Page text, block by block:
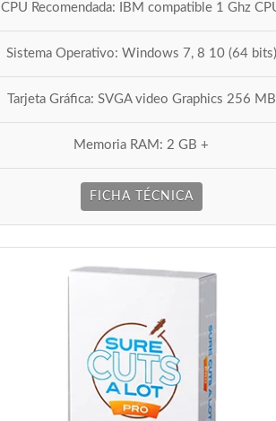
CPU Recomendada: IBM compatible 1 Ghz
Sistema Operativo: Windows 7, 8 10 (64 bits)
Tarjeta Gráfica: SVGA video Graphics 256 MB
Memoria RAM: 2 GB +
FICHA TÉCNICA